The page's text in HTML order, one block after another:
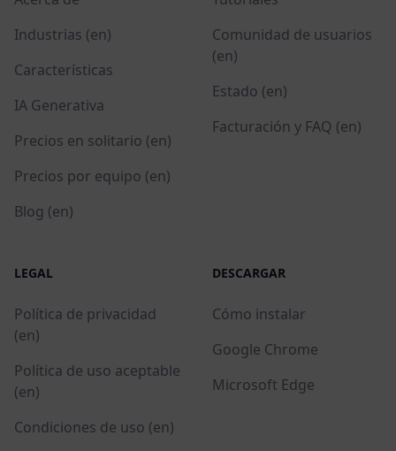
Industrias (en)
Características
IA Generativa
Precios en solitario (en)
Precios por equipo (en)
Blog (en)
Comunidad de usuarios
(en)
Estado (en)
Facturación y FAQ (en)
LEGAL
Política de privacidad
(en)
Política de uso aceptable
(en)
Condiciones de uso (en)
DESCARGAR
Cómo instalar
Google Chrome
Microsoft Edge